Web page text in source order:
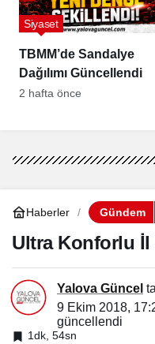
TBMM’de Sandalye
Dağılımı Güncellendi
Siyaset
2 hafta önce
Haberler Gündem
Ultra Konforlu İl
Yalova Güncel
9 Ekim 2018,
güncellendi
1dk, 54sn